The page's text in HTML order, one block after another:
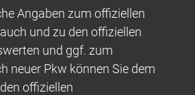
Angaben zum offiziellen
und zu den offiziellen
und ggf. zum
neuer Pkw können Sie dem
offiziellen